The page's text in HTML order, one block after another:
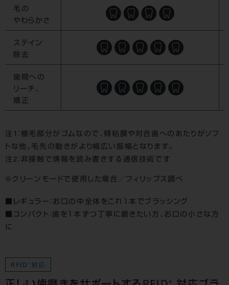
毛の
やわらかさ
ステイン
除去
歯間への
リーチ、
矯正
注1：植毛部分がゴムなので、頬粘膜や対合歯へのあたりがソフ
トな他、毛先の動きがより幅広い振幅となります。
注2：非接触で情報を読み書きする通信技術です
クリーンモードで使用した場合／フィリップス調べ
■レギュラー：お口の中全体をこれ１本でブラッシング
■コンパクト：歯を１本ずつ丁寧に磨きたい方、お口の小さな方
に
RFID ＊ 対応
＊